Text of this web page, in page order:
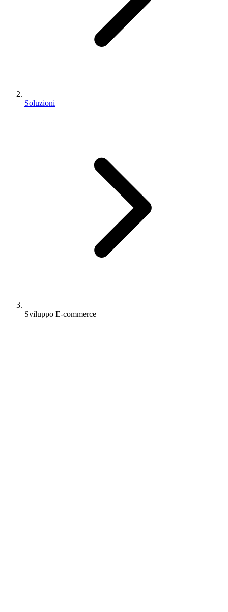
Soluzioni
Sviluppo E-commerce